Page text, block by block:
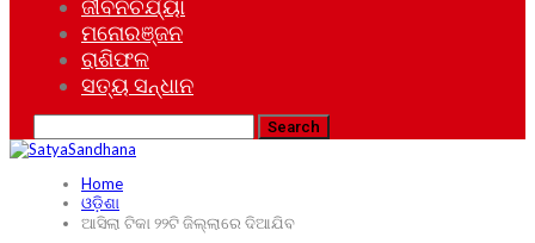
ଜୀବନଚର୍ଯ୍ୟା
ମନୋରଞ୍ଜନ
ରାଶିଫଳ
ସତ୍ୟ ସନ୍ଧାନ
Home
ଓଡ଼ିଶା
ଆସିଲା ଟିକା ୨୨ଟି ଜିଲ୍ଲାରେ ଦିଆଯିବ